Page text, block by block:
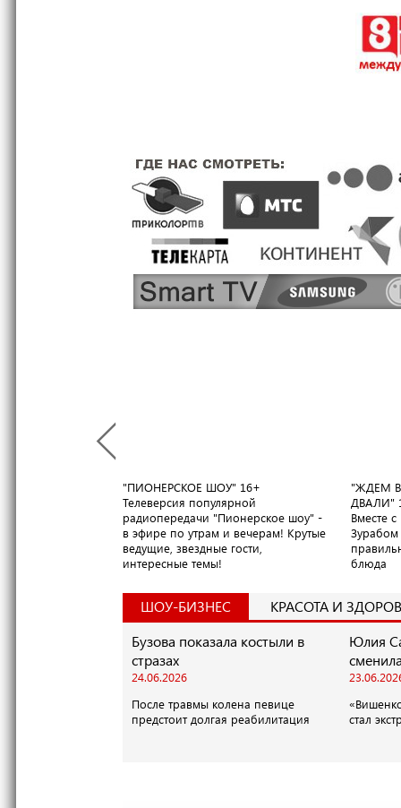
Сериал "Важняк"
Свои чужие дети
Жёны Высоцкого
Наедине со всей страной
Пионерское шоу
Дороги: все против всех
"ПИОНЕРСКОЕ ШОУ" 16+
Телеверсия популярной
радиопередачи "Пионерское шоу" -
в эфире по утрам и вечерам! Крутые
ведущие, звездные гости,
интересные темы!
"ЖДЕМ
ДВАЛИ"
Вместе
Зурабом
блюда
ШОУ-БИЗНЕС
КРАСОТА И
Бузова показала костыли в
стразах
24.06.2026
После травмы колена певице
предстоит долгая реабилитация
Юлия
стал